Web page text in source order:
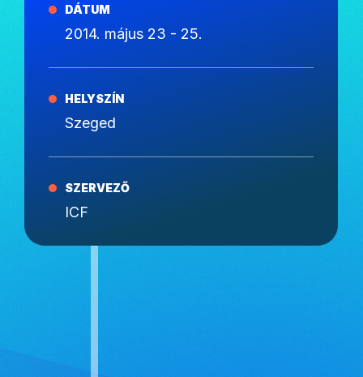
DÁTUM
2014. május 23 - 25.
HELYSZÍN
Szeged
SZERVEZŐ
ICF